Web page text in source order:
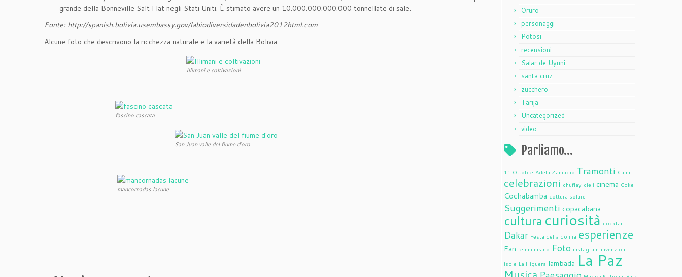
grande della Bonneville Salt Flat negli Stati Uniti. È stimato avere un 10.000.000.000.000 tonnellate di sale.
Fonte: http://spanish.bolivia.usembassy.gov/labiodiversidadenbolivia2012html.com
Alcune foto che descrivono la ricchezza naturale e la varietà della Bolivia
Illimani e coltivazioni
fascino cascata
San Juan valle del fiume d'oro
mancornadas lacune
Oruro
personaggi
Potosi
recensioni
Salar de Uyuni
santa cruz
zucchero
Tarija
Uncategorized
video
Parliamo…
11 Ottobre Adela Zamudio Tramonti Camiri
celebrazioni chuflay cieli cinema Coke
Cochabamba cottura solare
Suggerimenti copacabana
cultura curiosità cocktail
Dakar Festa della donna esperienze
Fan femminismo Foto instagram invenzioni
isole La Higuera lambada La Paz